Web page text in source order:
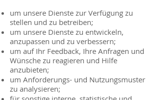
um unsere Dienste zur Verfügung zu
stellen und zu betreiben;
um unsere Dienste zu entwickeln,
anzupassen und zu verbessern;
um auf Ihr Feedback, Ihre Anfragen und
Wünsche zu reagieren und Hilfe
anzubieten;
um Anforderungs- und Nutzungsmuster
zu analysieren;